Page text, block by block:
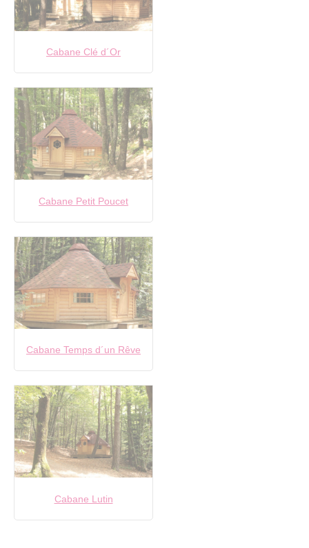
Cabane Clé d´Or
Cabane Petit Poucet
Cabane Temps d´un Rêve
Cabane Lutin